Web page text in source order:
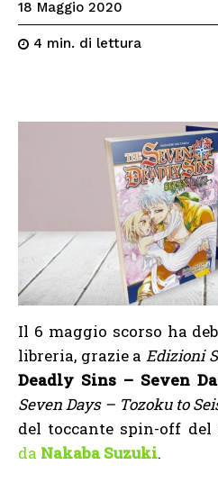
18 Maggio 2020
4 min. di lettura
Il 6 maggio scorso ha
libreria, grazie aEdizioni
Deadly Sins – Seven
Seven Days – Tozoku to
del toccante spin-off del
da Nakaba Suzuki.